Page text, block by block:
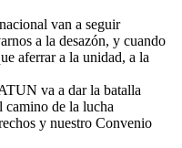
van a seguir
a la desazón, y cuando
aferrar a la unidad, a la
va a dar la batalla
camino de la lucha
y nuestro Convenio